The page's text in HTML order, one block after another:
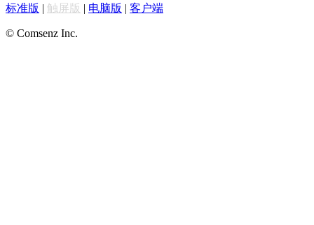
标准版 | 触屏版 | 电脑版 | 客户端
© Comsenz Inc.